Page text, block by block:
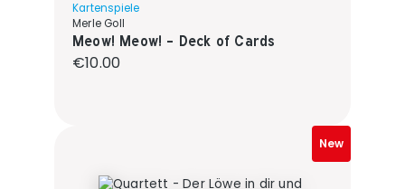
Kartenspiele
Merle Goll
Meow! Meow! - Deck of Cards
Regular price:
€10.00
New